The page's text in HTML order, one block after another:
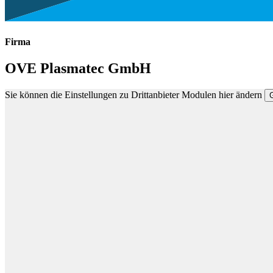
Firma
OVE Plasmatec GmbH
Sie können die Einstellungen zu Drittanbieter Modulen hier ändern